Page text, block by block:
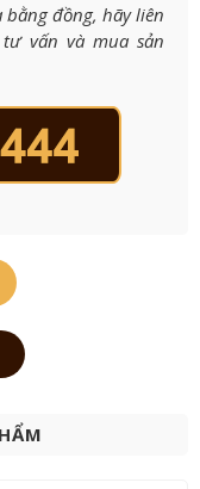
đồng, hãy liên
vấn và mua sản